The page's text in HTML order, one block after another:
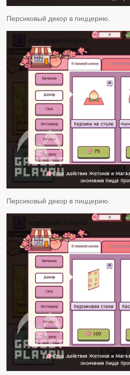
Персиковый декор в пиццерию.
Персиковый декор в пиццерию.